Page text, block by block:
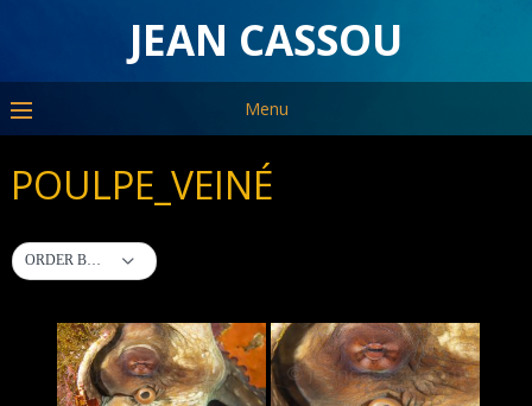
JEAN CASSOU
Menu
POULPE_VEINÉ
ORDER BY DEFAULT